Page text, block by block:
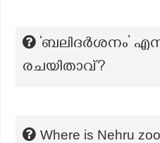
‘ബലിദർശനം’
രചയിതാവ്?
Where is Nehru